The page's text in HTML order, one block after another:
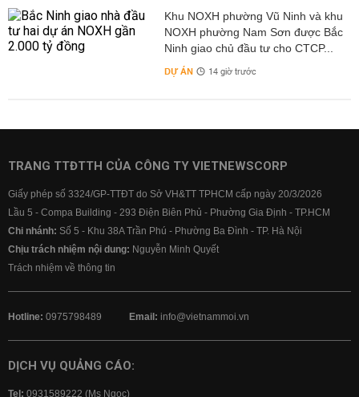
Khu NOXH phường Vũ Ninh và khu
NOXH phường Nam Sơn được Bắc
Ninh giao chủ đầu tư cho CTCP...
DỰ ÁN 14 giờ trước
TRANG TTĐTTH CỦA CÔNG TY VIETNEWSCORP
Giấy phép số 3324/GP-TTĐT do Sở VH&TT TPHCM cấp ngày 20/3/2026
Lầu 5 - Compa Building - 293 Điện Biên Phủ - Phường Gia Định - TP.HCM
Chi nhánh: Số 5 - Khu 38A Trần Phú - Phường Ba Đình - TP. Hà Nội
Chịu trách nhiệm nội dung: Nguyễn Minh Quyết
Trách nhiệm về thông tin
Hotline: 0975798489 Email: info@vietnammoi.vn
DỊCH VỤ QUẢNG CÁO:
Tel: 0931589222 (Ms Ngọc)